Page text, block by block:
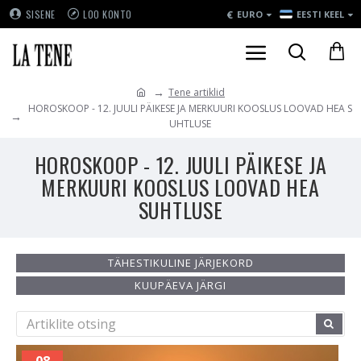
SISENE LOO KONTO € EURO EESTI KEEL
Tene artiklid
HOROSKOOP - 12. JUULI PÄIKESE JA MERKUURI KOOSLUS LOOVAD HEA S
UHTLUSE
HOROSKOOP - 12. JUULI PÄIKESE JA
MERKUURI KOOSLUS LOOVAD HEA
SUHTLUSE
TÄHESTIKULINE JÄRJEKORD
KUUPÄEVA JÄRGI